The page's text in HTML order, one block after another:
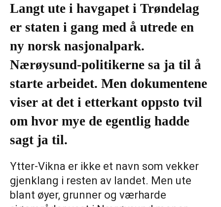
Langt ute i havgapet i Trøndelag
er staten i gang med å utrede en
ny norsk nasjonalpark.
Nærøysund-politikerne sa ja til å
starte arbeidet. Men dokumentene
viser at det i etterkant oppsto tvil
om hvor mye de egentlig hadde
sagt ja til.
Ytter-Vikna er ikke et navn som vekker
gjenklang i resten av landet. Men ute
blant øyer, grunner og værharde